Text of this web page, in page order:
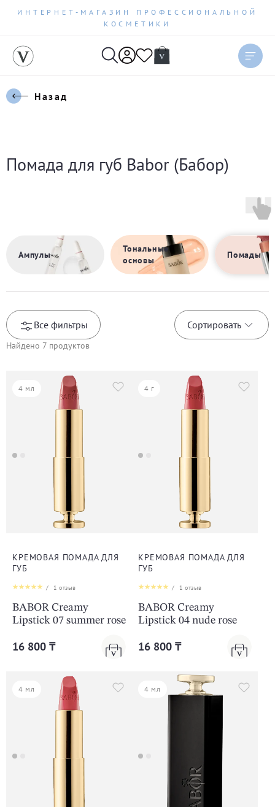
ИНТЕРНЕТ-МАГАЗИН ПРОФЕССИОНАЛЬНОЙ
КОСМЕТИКИ
Назад
Помада для губ Babor (Бабор)
Ампулы
Тональные
основы
Помады
Все фильтры Сортировать
Новинки
По рейтингу
Найдено 7 продуктов
4 мл
КРЕМОВАЯ ПОМАДА ДЛЯ
ГУБ
/ 1 отзыв
BABOR Creamy
Lipstick 07 summer rose
16 800 ₸
4 г
КРЕМОВАЯ ПОМАДА ДЛЯ
ГУБ
/ 1 отзыв
BABOR Creamy
Lipstick 04 nude rose
16 800 ₸
4 мл 4 мл